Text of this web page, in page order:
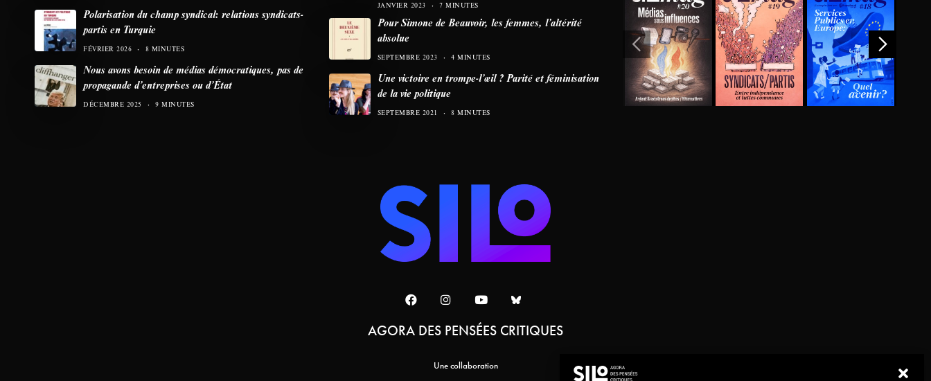
Polarisation du champ syndical: relations syndicats-
partis en Turquie
FÉVRIER 2026 8 MINUTES
Nous avons besoin de médias démocratiques, pas de
propagande d’entreprises ou d’État
DÉCEMBRE 2025 9 MINUTES
JANVIER 2023 7 MINUTES
Pour Simone de Beauvoir, les femmes, l’altérité
absolue
SEPTEMBRE 2023 4 MINUTES
Une victoire en trompe-l’œil ? Parité et féminisation
de la vie politique
SEPTEMBRE 2021 8 MINUTES
AGORA DES PENSÉES CRITIQUES
Une collaboration